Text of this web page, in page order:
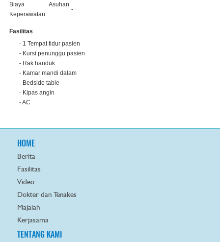
Biaya Asuhan
Keperawatan
:-
Fasilitas
- 1 Tempat tidur pasien
- Kursi penunggu pasien
- Rak handuk
- Kamar mandi dalam
- Bedside table
- Kipas angin
- AC
HOME
Berita
Fasilitas
Video
Dokter dan Tenakes
Majalah
Kerjasama
TENTANG KAMI